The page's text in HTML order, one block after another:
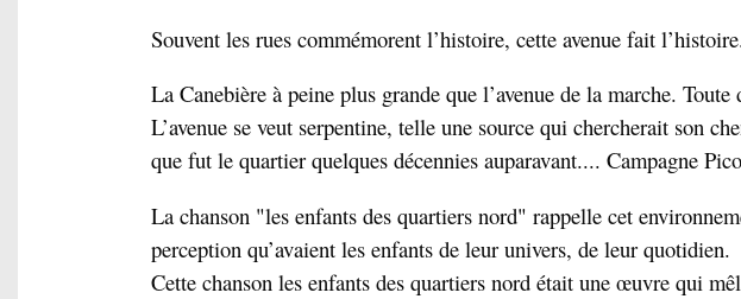
Souvent les rues commémorent l’histoire, cette avenue fait
La Canebière à peine plus grande que l’avenue de la marche.
L’avenue se veut serpentine, telle une source qui chercherait son
que fut le quartier quelques décennies auparavant.... Campagne
La chanson "les enfants des quartiers nord" rappelle cet
perception qu’avaient les enfants de leur univers, de leur quotidien.
Cette chanson les enfants des quartiers nord était une œuvre qui